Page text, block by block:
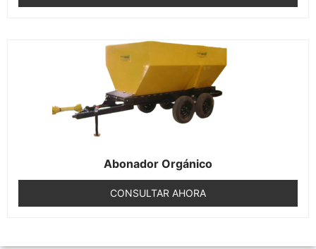
Abonador Orgánico
CONSULTAR AHORA